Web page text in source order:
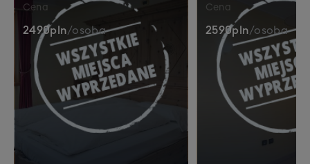
Cena
2490pln/osoba
Cena
2590pln/osoba